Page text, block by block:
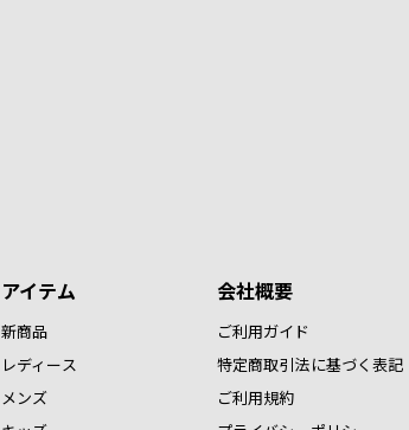
アイテム
新商品
レディース
メンズ
会社概要
ご利用ガイド
特定商取引法に基づく表記
ご利用規約